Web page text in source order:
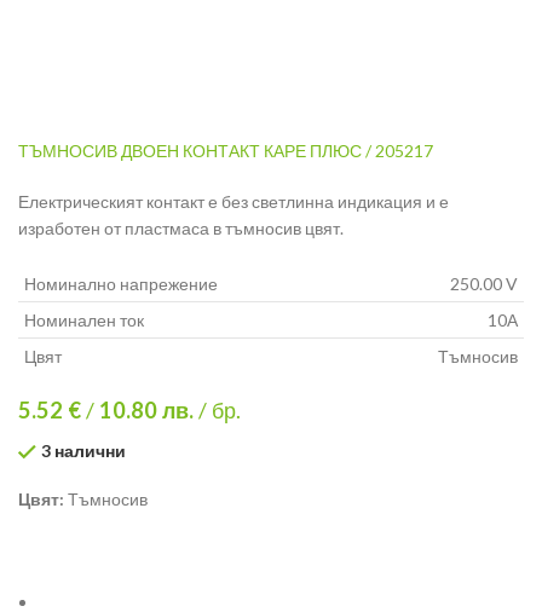
ТЪМНОСИВ ДВОЕН КОНТАКТ КАРЕ ПЛЮС / 205217
Електрическият контакт е без светлинна индикация и е
изработен от пластмаса в тъмносив цвят.
Номинално напрежение
250.00 V
Номинален ток
10А
Цвят
Тъмносив
5.52 €/ 10.80лв./ бр.
3 налични
Цвят: Тъмносив